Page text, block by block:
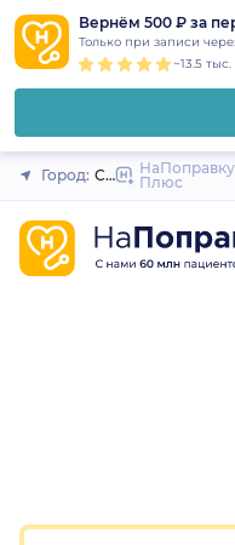
Вернём 500 ₽ за
Только при записи
~13.5 тыс.
Город: Санкт-Петербург
НаПоправку
Плюс